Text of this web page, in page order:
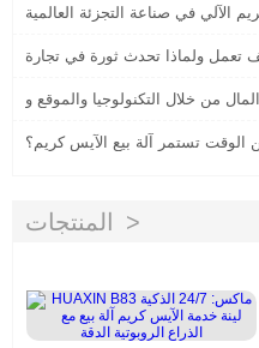
الآلي في صناعة التجزئة العالمية
تعمل ولماذا تحدث ثورة في تجارة
من خلال التكنولوجيا والموقع و
الوقت تستمر آلة بيع الآيس كريم؟
المنتجات